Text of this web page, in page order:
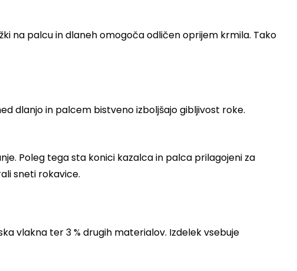
na palcu in dlaneh omogoča odličen oprijem krmila. Tako
dlanjo in palcem bistveno izboljšajo gibljivost roke.
Poleg tega sta konici kazalca in palca prilagojeni za
sneti rokavice.
vlakna ter 3 % drugih materialov. Izdelek vsebuje